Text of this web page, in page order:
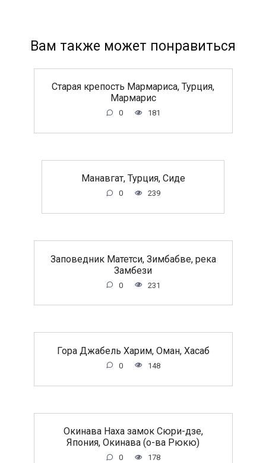
Вам также может понравиться
Старая крепость Мармариса, Турция,
Мармарис
0 181
Манавгат, Турция, Сиде
0 239
Заповедник Матетси, Зимбабве, река
Замбези
0 231
Гора Джабель Харим, Оман, Хасаб
0 148
Окинава Наха замок Сюри-дзе,
Япония, Окинава (о-ва Рюкю)
0 178